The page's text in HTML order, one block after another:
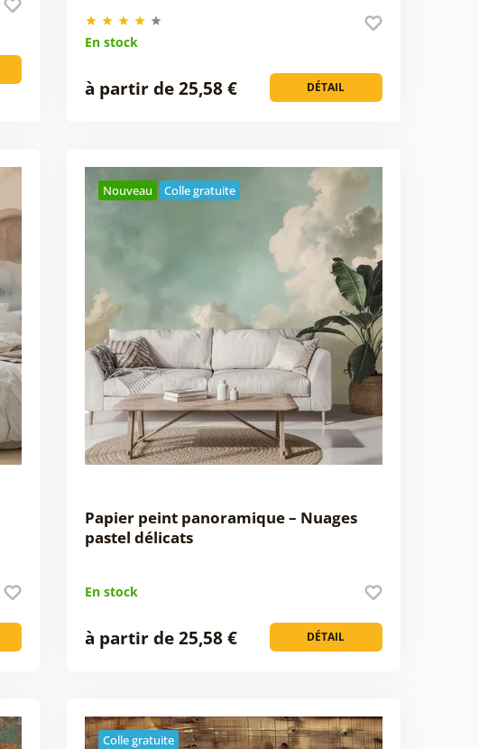
En stock
DÉTAIL
à partir de 25,58 €
Nouveau Colle gratuite
Papier peint panoramique – Nuages
pastel délicats
En stock
DÉTAIL
à partir de 25,58 €
Colle gratuite